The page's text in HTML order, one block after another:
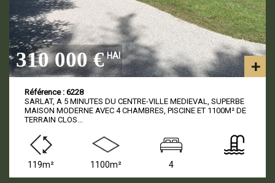
310 000 € HAI
Référence : 6228
SARLAT, A 5 MINUTES DU CENTRE-VILLE MEDIEVAL, SUPERBE
MAISON MODERNE AVEC 4 CHAMBRES, PISCINE ET 1100M² DE
TERRAIN CLOS...
119m² 1100m² 4